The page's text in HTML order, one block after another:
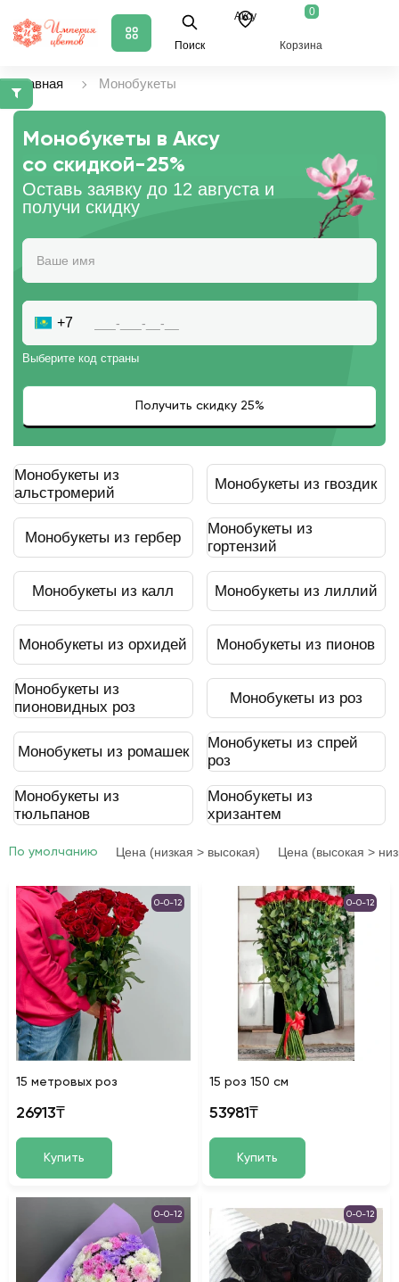
Поиск
Аксу 0
Корзина
Главная Монобукеты
Монобукеты в Аксу
со скидкой-25%
Оставь заявку до 12 августа и
получи скидку
+7
Выберите код страны
Монобукеты из
альстромерий
Монобукеты из гвоздик
Монобукеты из гербер
Монобукеты из
гортензий
Монобукеты из калл Монобукеты из лиллий
Монобукеты из орхидей Монобукеты из пионов
Монобукеты из
пионовидных роз
Монобукеты из роз
Монобукеты из ромашек
Монобукеты из спрей
роз
Монобукеты из
тюльпанов
Монобукеты из
хризантем
По умолчанию Цена (низкая > высокая) Цена (высокая >
0-0-12
15 метровых роз
26913₸
Купить
0-0-12
15 роз 150 см
53981₸
Купить
0-0-12 0-0-12